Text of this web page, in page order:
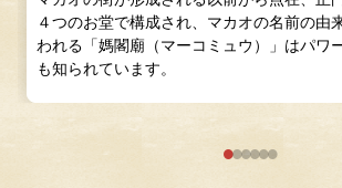
４つのお堂で構成され、マカオの名前の由
われる「媽閣廟（マーコミュウ）」はパワ
も知られています。